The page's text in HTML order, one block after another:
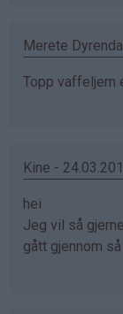
Merete
Topp vaffeljern
Kine -
hei
Jeg vil så
gått gjennom